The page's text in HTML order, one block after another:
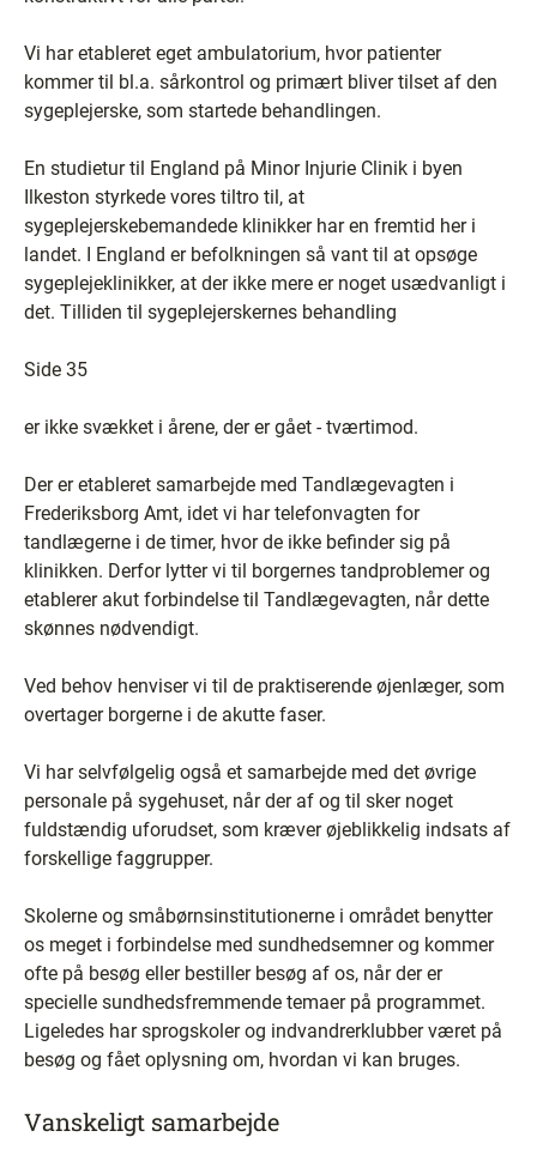
Vi har etableret eget ambulatorium, hvor patienter
kommer til bl.a. sårkontrol og primært bliver tilset af den
sygeplejerske, som startede behandlingen.
En studietur til England på Minor Injurie Clinik i byen
Ilkeston styrkede vores tiltro til, at
sygeplejerskebemandede klinikker har en fremtid her i
landet. I England er befolkningen så vant til at opsøge
sygeplejeklinikker, at der ikke mere er noget usædvanligt i
det. Tilliden til sygeplejerskernes behandling
Side 35
er ikke svækket i årene, der er gået - tværtimod.
Der er etableret samarbejde med Tandlægevagten i
Frederiksborg Amt, idet vi har telefonvagten for
tandlægerne i de timer, hvor de ikke befinder sig på
klinikken. Derfor lytter vi til borgernes tandproblemer og
etablerer akut forbindelse til Tandlægevagten, når dette
skønnes nødvendigt.
Ved behov henviser vi til de praktiserende øjenlæger, som
overtager borgerne i de akutte faser.
Vi har selvfølgelig også et samarbejde med det øvrige
personale på sygehuset, når der af og til sker noget
fuldstændig uforudset, som kræver øjeblikkelig indsats af
forskellige faggrupper.
Skolerne og småbørnsinstitutionerne i området benytter
os meget i forbindelse med sundhedsemner og kommer
ofte på besøg eller bestiller besøg af os, når der er
specielle sundhedsfremmende temaer på programmet.
Ligeledes har sprogskoler og indvandrerklubber været på
besøg og fået oplysning om, hvordan vi kan bruges.
Vanskeligt samarbejde